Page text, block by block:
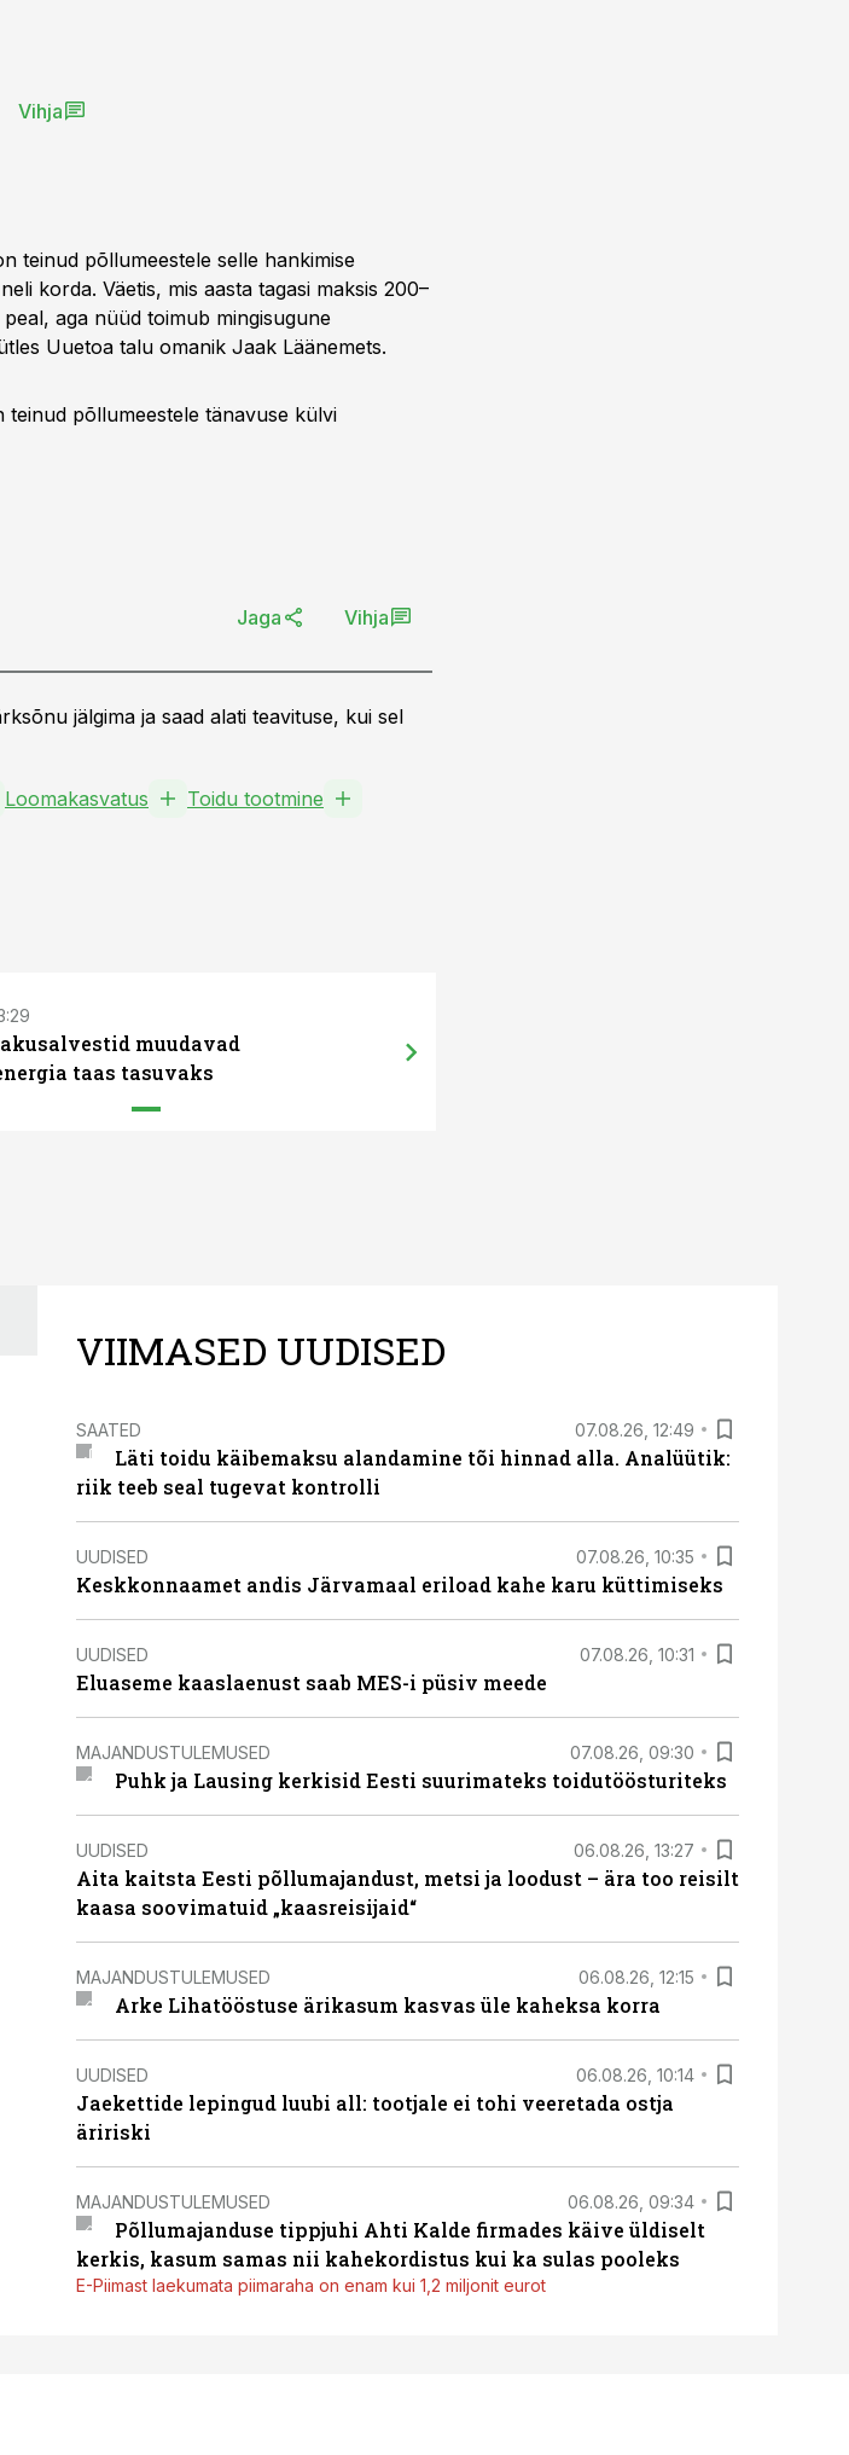
Vihja
teinud põllumeestele selle hankimise
korda. Väetis, mis aasta tagasi maksis 200–
aga nüüd toimub mingisugune
Uuetoa talu omanik Jaak Läänemets.
teinud põllumeestele tänavuse külvi
Jaga Vihja
jälgima ja saad alati teavituse, kui sel
Loomakasvatus Toidu tootmine
muudavad
taas tasuvaks
VIIMASED UUDISED
SAATED 07.08.26, 12:49
Läti toidu käibemaksu alandamine tõi hinnad alla. Analüütik:
riik teeb seal tugevat kontrolli
UUDISED 07.08.26, 10:35
Keskkonnaamet andis Järvamaal eriload kahe karu küttimiseks
UUDISED 07.08.26, 10:31
Eluaseme kaaslaenust saab MES-i püsiv meede
MAJANDUSTULEMUSED 07.08.26, 09:30
Puhk ja Lausing kerkisid Eesti suurimateks toidutöösturiteks
UUDISED 06.08.26, 13:27
Aita kaitsta Eesti põllumajandust, metsi ja loodust – ära too reisilt
kaasa soovimatuid „kaasreisijaid“
MAJANDUSTULEMUSED 06.08.26, 12:15
Arke Lihatööstuse ärikasum kasvas üle kaheksa korra
UUDISED 06.08.26, 10:14
Jaekettide lepingud luubi all: tootjale ei tohi veeretada ostja
äririski
MAJANDUSTULEMUSED 06.08.26, 09:34
Põllumajanduse tippjuhi Ahti Kalde firmades käive üldiselt
kerkis, kasum samas nii kahekordistus kui ka sulas pooleks
E-Piimast laekumata piimaraha on enam kui 1,2 miljonit eurot